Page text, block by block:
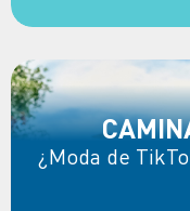
¿Moda de